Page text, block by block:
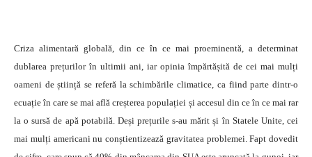
Criza alimentară globală, din ce în ce mai proeminentă, a determinat
dublarea prețurilor în ultimii ani, iar opinia împărtășită de cei mai mulți
oameni de știință se referă la schimbările climatice, ca fiind parte dintr-o
ecuație în care se mai află creșterea populației și accesul din ce în ce mai rar
la o sursă de apă potabilă. Deși prețurile s-au mărit și în Statele Unite, cei
mai mulți americani nu conștientizează gravitatea problemei. Fapt dovedit